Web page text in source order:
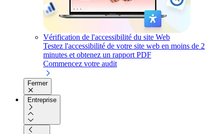
Vérification de l'accessibilité du site Web
Testez l'accessibilité de votre site web en moins de 2
minutes et obtenez un rapport PDF
Commencez votre audit
Fermer
Entreprise